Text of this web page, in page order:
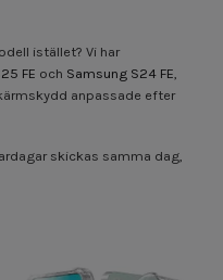
istället? Vi har
FE och Samsung S24 FE
anpassade efter
skickas samma dag,